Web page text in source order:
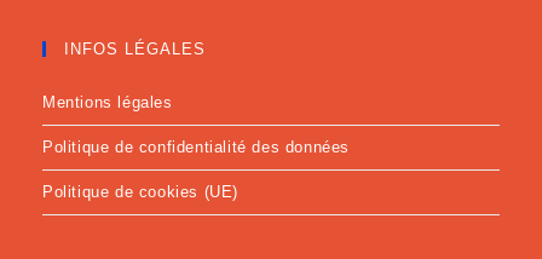
INFOS LÉGALES
Mentions légales
Politique de confidentialité des données
Politique de cookies (UE)